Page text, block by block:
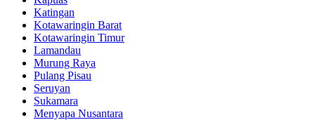
Katingan
Kotawaringin Barat
Kotawaringin Timur
Lamandau
Murung Raya
Pulang Pisau
Seruyan
Sukamara
Menyapa Nusantara